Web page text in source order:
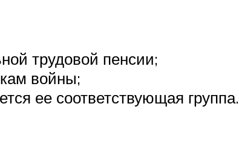
трудовой пенсии;
войны;
ее соответствующая группа.